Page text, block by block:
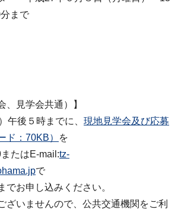
まで
、見学会共通）】
午後５時までに、 現地見学会及び応募
ド：70KB）
を
たはE-mail:tz-
で
でお申し込みください。
ざいませんので、公共交通機関をご利